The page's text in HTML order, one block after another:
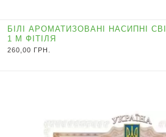
БІЛІ АРОМАТИЗОВАНІ НАСИПНІ
1 М ФІТІЛЯ
260,00 ГРН.